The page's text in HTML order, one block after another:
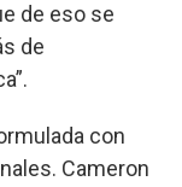
de eso se
de
con
Cameron